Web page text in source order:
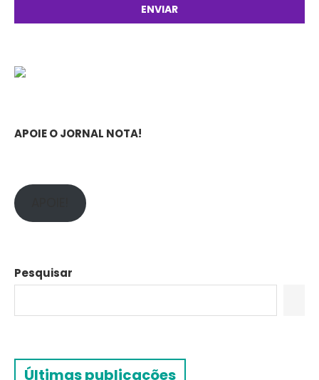
APOIE O JORNAL NOTA!
Pesquisar
Últimas publicações